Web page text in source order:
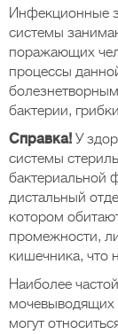
Инфекционные
системы
поражающих
процессы
бактерии,
Справка! У
системы
бактериальной
дистальный
котором
промежности,
кишечника, что
Наиболее
мочевыводящих
могут